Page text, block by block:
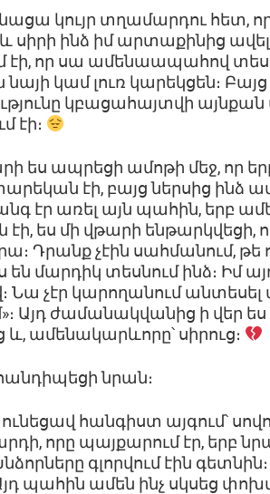
կույր տղամարդու հետ,
սիրի ինձ իմ արտաքինից
էի, որ սա ամենաապահով
կամ լուռ կարեկցեն։
կբացահայտվի այնքան
էի։
ես ապրեցի ամոթի մեջ, որ
էի, բայց ներսից ինձ
էր առել այն պահին, երբ
ես մի վթարի ենթարկվեցի,
Դրանք չէին սահմանում, թե
են մարդիկ տեսնում ինձ։ Իմ
Նա չէր կարողանում անտեսել
Այդ ժամանակվանից ի վեր
և, ամենակարևորը՝ սիրուց։
նրան։
հանգիստ այգում՝
որը պայքարում էր, երբ
գլորվում էին
պահին ամեն ինչ սկսեց